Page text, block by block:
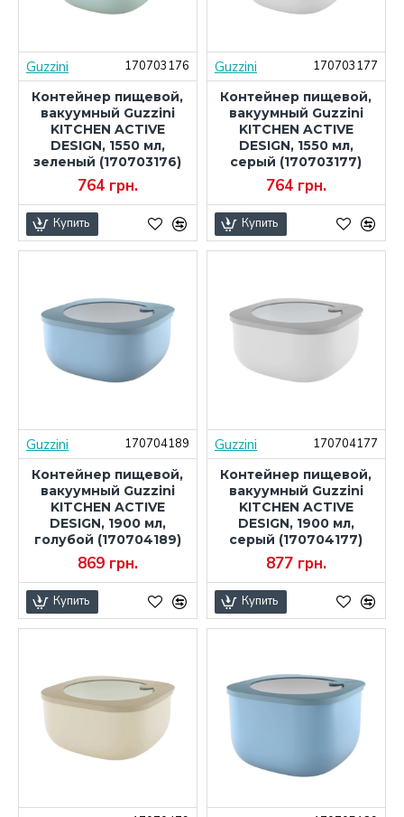
Guzzini
170703176
Контейнер пищевой,
вакуумный Guzzini
KITCHEN ACTIVE
DESIGN, 1550 мл,
зеленый (170703176)
764 грн.
Купить
Guzzini
170703177
Контейнер пищевой,
вакуумный Guzzini
KITCHEN ACTIVE
DESIGN, 1550 мл,
серый (170703177)
764 грн.
Купить
Guzzini
170704189
Контейнер пищевой,
вакуумный Guzzini
KITCHEN ACTIVE
DESIGN, 1900 мл,
голубой (170704189)
869 грн.
Купить
Guzzini
170704177
Контейнер пищевой,
вакуумный Guzzini
KITCHEN ACTIVE
DESIGN, 1900 мл,
серый (170704177)
877 грн.
Купить